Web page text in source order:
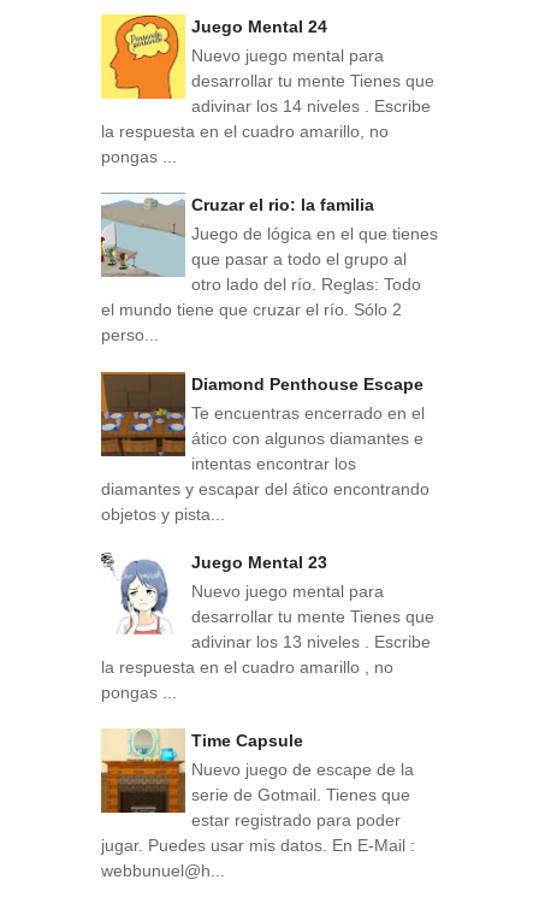
Juego Mental 24
Nuevo juego mental para
desarrollar tu mente Tienes que
adivinar los 14 niveles . Escribe
la respuesta en el cuadro amarillo, no
pongas ...
Cruzar el rio: la familia
Juego de lógica en el que tienes
que pasar a todo el grupo al
otro lado del río. Reglas: Todo
el mundo tiene que cruzar el río. Sólo 2
perso...
Diamond Penthouse Escape
Te encuentras encerrado en el
ático con algunos diamantes e
intentas encontrar los
diamantes y escapar del ático encontrando
objetos y pista...
Juego Mental 23
Nuevo juego mental para
desarrollar tu mente Tienes que
adivinar los 13 niveles . Escribe
la respuesta en el cuadro amarillo , no
pongas ...
Time Capsule
Nuevo juego de escape de la
serie de Gotmail. Tienes que
estar registrado para poder
jugar. Puedes usar mis datos. En E-Mail :
webbunuel@h...